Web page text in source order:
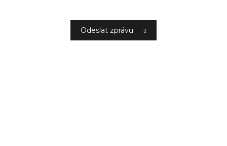
Odeslat zprávu